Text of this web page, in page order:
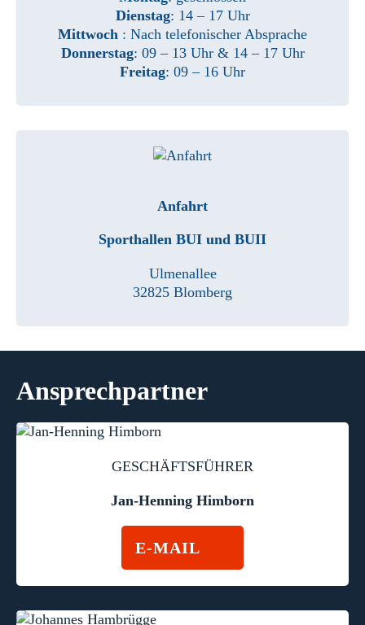
Dienstag: 14 – 17 Uhr
Mittwoch : Nach telefonischer Absprache
Donnerstag: 09 – 13 Uhr & 14 – 17 Uhr
Freitag: 09 – 16 Uhr
Anfahrt
Sporthallen BUI und BUII
Ulmenallee
32825 Blomberg
Ansprechpartner
GESCHÄFTSFÜHRER
Jan-Henning Himborn
E-MAIL